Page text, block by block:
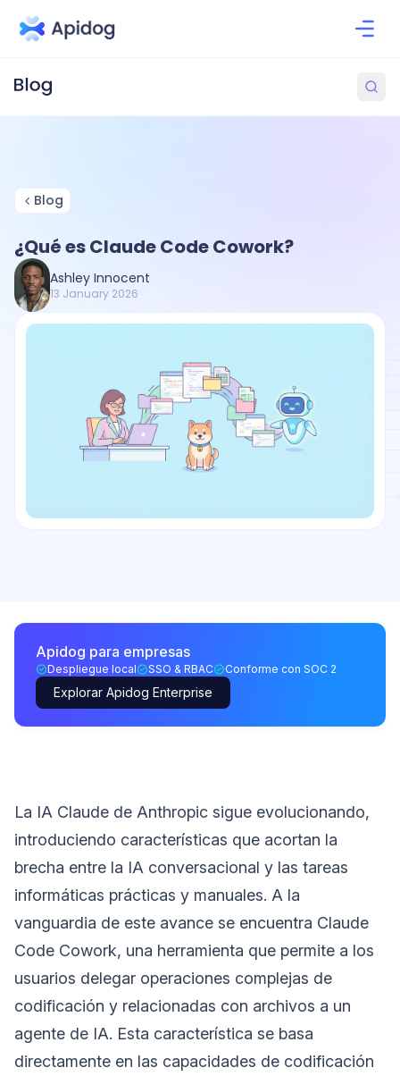
Blog
¿Qué es Claude Code Cowork?
Ashley Innocent
13 January 2026
Apidog para empresas
Despliegue local SSO & RBAC Conforme con SOC 2
Explorar Apidog Enterprise
La IA Claude de Anthropic sigue evolucionando,
introduciendo características que acortan la
brecha entre la IA conversacional y las tareas
informáticas prácticas y manuales. A la
vanguardia de este avance se encuentra Claude
Code Cowork, una herramienta que permite a los
usuarios delegar operaciones complejas de
codificación y relacionadas con archivos a un
agente de IA. Esta característica se basa
directamente en las capacidades de codificación